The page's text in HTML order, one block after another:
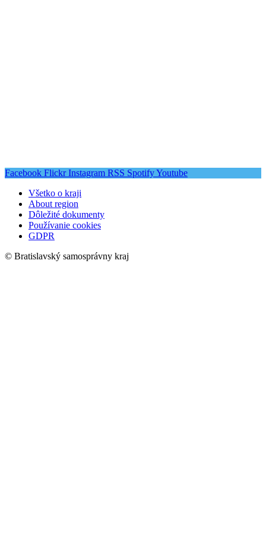
Facebook Flickr Instagram RSS SpotifyYoutube
Všetko o kraji
About region
Dôležité dokumenty
Používanie cookies
GDPR
© Bratislavský samosprávny kraj